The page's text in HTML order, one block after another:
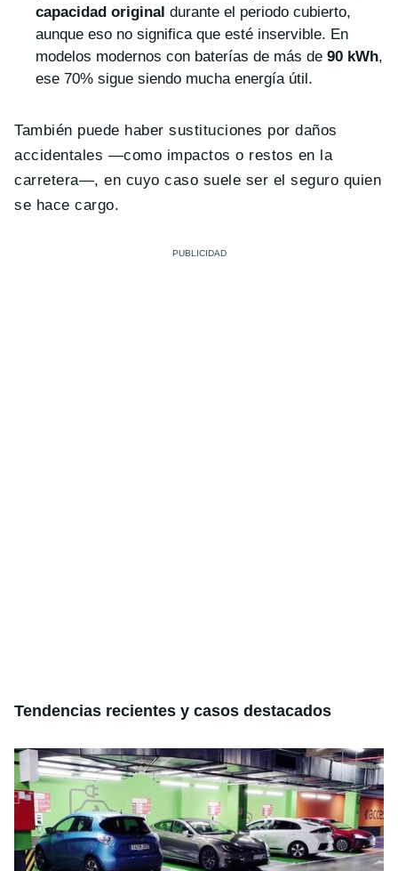
capacidad original durante el periodo cubierto,
aunque eso no significa que esté inservible. En
modelos modernos con baterías de más de 90 kWh,
ese 70% sigue siendo mucha energía útil.
También puede haber sustituciones por daños
accidentales —como impactos o restos en la
carretera—, en cuyo caso suele ser el seguro quien
se hace cargo.
Tendencias recientes y casos destacados